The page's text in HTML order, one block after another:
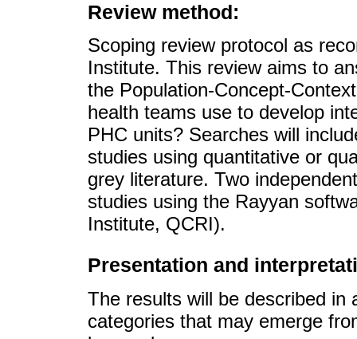
Review method:
Scoping review protocol as
Institute. This review aims to
the Population-Concept-
health teams use to develop
PHC units? Searches will
studies using quantitative or
grey literature. Two
studies using the Rayyan
Institute, QCRI).
Presentation and
The results will be described in
categories that may emerge